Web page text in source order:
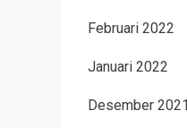
Februari 2022
Januari 2022
Desember 2021